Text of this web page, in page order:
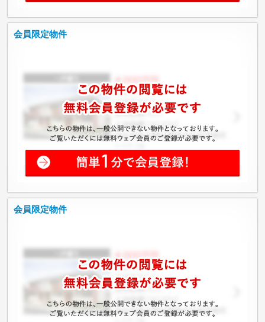
会員限定物件
会員限定物件